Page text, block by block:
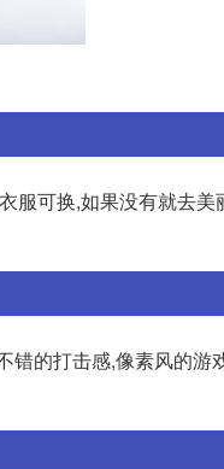
服可换,如果没有就去
的打击感,像素风的游